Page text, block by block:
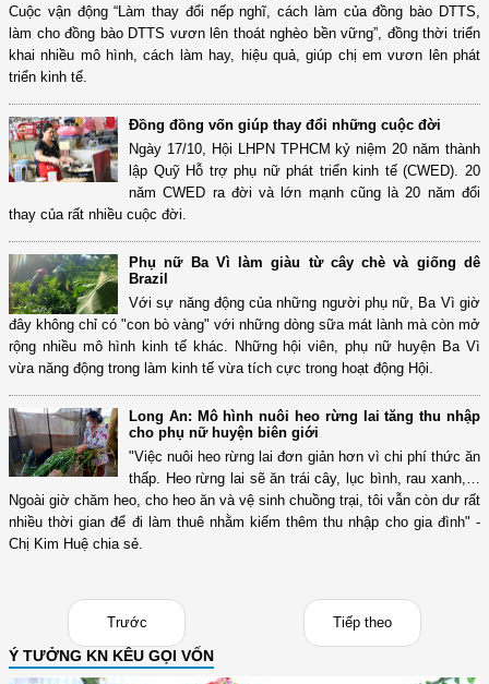
Cuộc vận động “Làm thay đổi nếp nghĩ, cách làm của đồng bào DTTS,
làm cho đồng bào DTTS vươn lên thoát nghèo bền vững”, đồng thời triển
khai nhiều mô hình, cách làm hay, hiệu quả, giúp chị em vươn lên phát
triển kinh tế.
Đồng đồng vốn giúp thay đổi những cuộc đời
Ngày 17/10, Hội LHPN TPHCM kỷ niệm 20 năm thành
lập Quỹ Hỗ trợ phụ nữ phát triển kinh tế (CWED). 20
năm CWED ra đời và lớn mạnh cũng là 20 năm đổi
thay của rất nhiều cuộc đời.
Phụ nữ Ba Vì làm giàu từ cây chè và giống dê
Brazil
Với sự năng động của những người phụ nữ, Ba Vì giờ
đây không chỉ có "con bò vàng" với những dòng sữa mát lành mà còn mở
rộng nhiều mô hình kinh tế khác. Những hội viên, phụ nữ huyện Ba Vì
vừa năng động trong làm kinh tế vừa tích cực trong hoạt động Hội.
Long An: Mô hình nuôi heo rừng lai tăng thu nhập
cho phụ nữ huyện biên giới
"Việc nuôi heo rừng lai đơn giản hơn vì chi phí thức ăn
thấp. Heo rừng lai sẽ ăn trái cây, lục bình, rau xanh,…
Ngoài giờ chăm heo, cho heo ăn và vệ sinh chuồng trại, tôi vẫn còn dư rất
nhiều thời gian để đi làm thuê nhằm kiếm thêm thu nhập cho gia đình" -
Chị Kim Huệ chia sẻ.
Trước Tiếp theo
Ý TƯỞNG KN KÊU GỌI VỐN